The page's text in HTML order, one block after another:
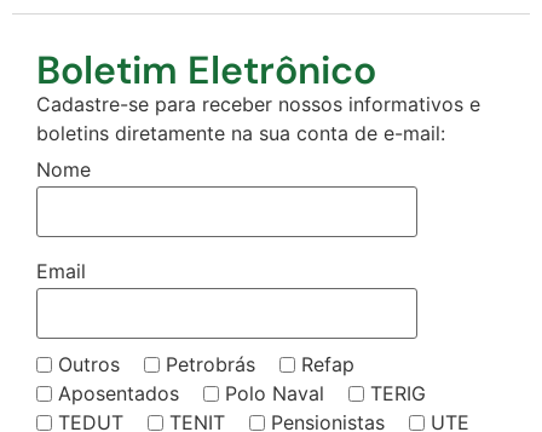
Boletim Eletrônico
Cadastre-se para receber nossos informativos e
boletins diretamente na sua conta de e-mail:
Nome
Email
Outros Petrobrás
Refap
Aposentados
Polo Naval
TERIG
TEDUT
TENIT Pensionistas
UTE